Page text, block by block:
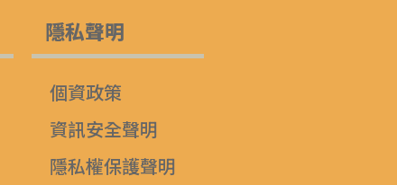
隱私聲明
個資政策
資訊安全聲明
隱私權保護聲明